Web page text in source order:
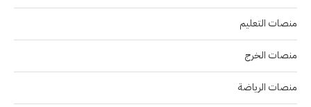
منصات التعليم
منصات الخرج
منصات الرياضة